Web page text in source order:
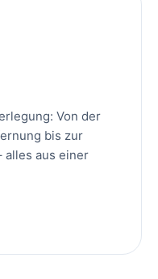
Von der
bis zur
alles aus einer